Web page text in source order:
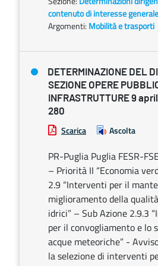
contenuto di interesse generale
Argomenti: Mobilità e trasporti
DETERMINAZIONE DEL
SEZIONE OPERE
INFRASTRUTTURE 9
280
Scarica Ascolta
PR-Puglia Puglia FESR-
– Priorità II “Economia
2.9 “Interventi per il
miglioramento della
idrici” – Sub Azione 2.9.3
per il convogliamento e lo
acque meteoriche” -
la selezione di interventi